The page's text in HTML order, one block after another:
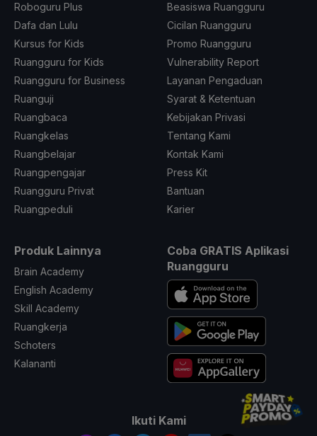
Roboguru Plus
Dafa dan Lulu
Kursus for Kids
Ruangguru for Kids
Ruangguru for Business
Ruanguji
Ruangbaca
Ruangkelas
Ruangbelajar
Ruangpengajar
Ruangguru Privat
Ruangpeduli
Beasiswa Ruangguru
Cicilan Ruangguru
Promo Ruangguru
Vulnerability Report
Layanan Pengaduan
Syarat & Ketentuan
Kebijakan Privasi
Tentang Kami
Kontak Kami
Press Kit
Bantuan
Karier
Produk Lainnya
Brain Academy
English Academy
Skill Academy
Ruangkerja
Schoters
Kalananti
Coba GRATIS Aplikasi
Ruangguru
Ikuti Kami